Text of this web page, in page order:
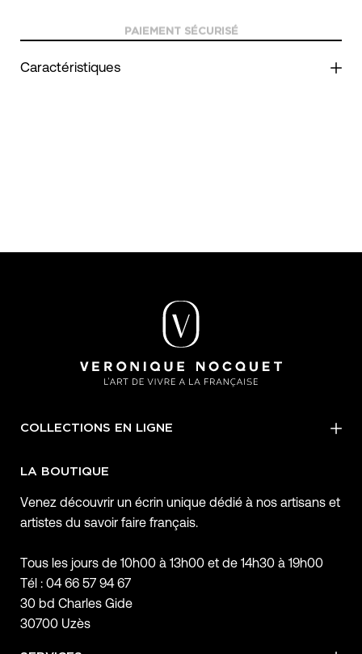
Caractéristiques
COLLECTIONS EN LIGNE
LA BOUTIQUE
Venez découvrir un écrin unique dédié à nos artisans et
artistes du savoir faire français.
Tous les jours de 10h00 à 13h00 et de 14h30 à 19h00
Tél : 04 66 57 94 67
30 bd Charles Gide
30700 Uzès